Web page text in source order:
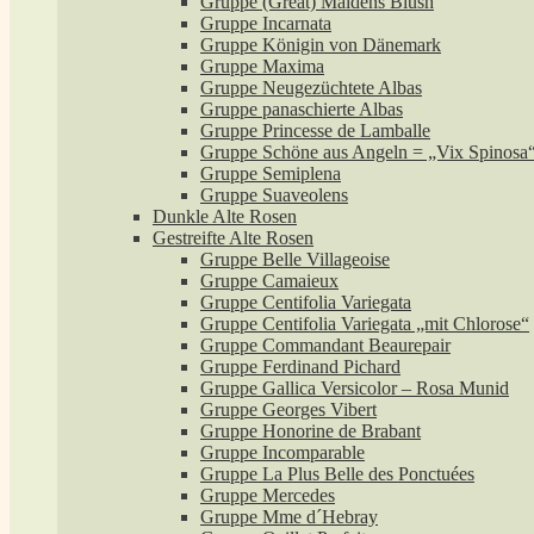
Gruppe Incarnata
Gruppe Königin von Dänemark
Gruppe Maxima
Gruppe Neugezüchtete Albas
Gruppe panaschierte Albas
Gruppe Princesse de Lamballe
Gruppe Schöne aus Angeln = „Vix
Gruppe Semiplena
Gruppe Suaveolens
Dunkle Alte Rosen
Gestreifte Alte Rosen
Gruppe Belle Villageoise
Gruppe Camaieux
Gruppe Centifolia Variegata
Gruppe Centifolia Variegata „mit Chlorose“
Gruppe Commandant Beaurepair
Gruppe Ferdinand Pichard
Gruppe Gallica Versicolor – Rosa Munid
Gruppe Georges Vibert
Gruppe Honorine de Brabant
Gruppe Incomparable
Gruppe La Plus Belle des Ponctuées
Gruppe Mercedes
Gruppe Mme d´Hebray